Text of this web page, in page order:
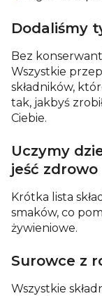
Dodaliśmy
Bez
Wszystkie
składników,
tak, jakbyś
Ciebie.
Uczymy
jeść zdrowo
Krótka lista
smaków, co
żywieniowe.
Surowce z
Wszystkie